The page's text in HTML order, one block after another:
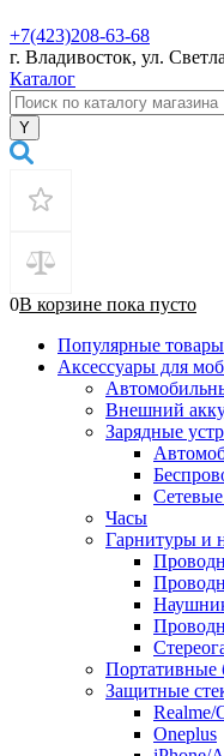
+7(423)208-63-68
г. Владивосток, ул.
Каталог
0В корзине пока пусто
Популярные товары
Аксессуары для
Внешний
Зарядные
Сетевые
Часы
Гарнитуры и
Портативные
Защитные
Realme/
Oneplus